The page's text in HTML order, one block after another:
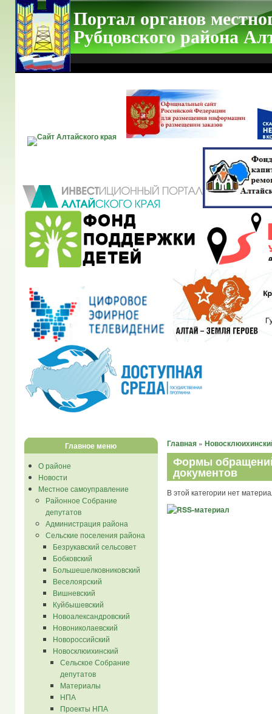
Портал органов
Рубцовского района
Главное меню
О районе
Новости
Местное самоуправление
Районное Собрание
депутатов
Администрация района
Сельские поселения района
Безрукавский сельсовет
Бобковский
Большешелковниковский
Веселоярский
Вишневский
Куйбышевский
Новоалександровский
Новониколаевский
Новороссийский
Новосклюихинский
Сельское Собрание
депутатов
Материалы
НПА
Проекты НПА
Главная»
Формы
документов
В этой категории нет